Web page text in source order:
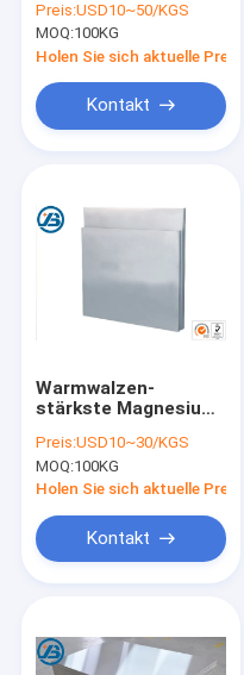
Preis:USD10~50/KGS
MOQ:100KG
Holen Sie sich aktuelle Preis
Kontakt
Warmwalzen-
stärkste Magnesium-
Photogravüre AZ31B
für das Stempeln
Preis:USD10~30/KGS
MOQ:100KG
Holen Sie sich aktuelle Preis
Kontakt